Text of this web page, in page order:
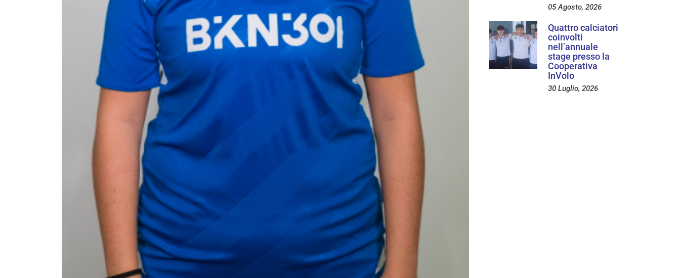
05 Agosto, 2026
Quattro calciatori
coinvolti
nell’annuale
stage presso la
Cooperativa
InVolo
30 Luglio, 2026